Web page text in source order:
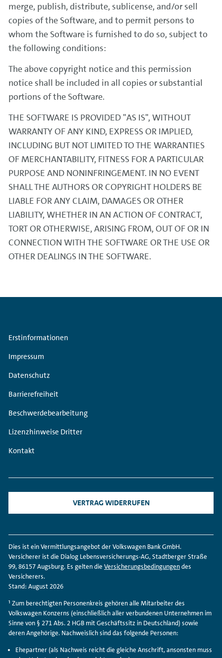
merge, publish, distribute, sublicense, and/or sell
copies of the Software, and to permit persons to
whom the Software is furnished to do so, subject to
the following conditions:
The above copyright notice and this permission
notice shall be included in all copies or substantial
portions of the Software.
THE SOFTWARE IS PROVIDED "AS IS", WITHOUT
WARRANTY OF ANY KIND, EXPRESS OR IMPLIED,
INCLUDING BUT NOT LIMITED TO THE WARRANTIES
OF MERCHANTABILITY, FITNESS FOR A PARTICULAR
PURPOSE AND NONINFRINGEMENT. IN NO EVENT
SHALL THE AUTHORS OR COPYRIGHT HOLDERS BE
LIABLE FOR ANY CLAIM, DAMAGES OR OTHER
LIABILITY, WHETHER IN AN ACTION OF CONTRACT,
TORT OR OTHERWISE, ARISING FROM, OUT OF OR IN
CONNECTION WITH THE SOFTWARE OR THE USE OR
OTHER DEALINGS IN THE SOFTWARE.
Wichtige
Links
und
Kleingedrucktes.
Erstinformationen
Impressum
Datenschutz
Barrierefreiheit
Beschwerdebearbeitung
Lizenzhinweise Dritter
Kontakt
VERTRAG WIDERRUFEN
Dies ist ein Vermittlungs­angebot der Volkswagen Bank GmbH.
Versicherer ist die Dialog Lebens­versicherungs-AG, Stadtberger Straße
99, 86157 Augsburg. Es gelten die Versicherungs­bedingungendes
Versicherers.
Stand: August 2026
¹ Zum berechtigten Personenkreis gehören alle Mitarbeiter des
Volkswagen Konzerns (einschließlich aller verbundenen Unternehmen im
Sinne von § 271 Abs. 2 HGB mit Geschäftssitz in Deutschland) sowie
deren Angehörige. Nachweislich sind das folgende Personen:
Ehepartner (als Nachweis reicht die gleiche Anschrift, ansonsten muss